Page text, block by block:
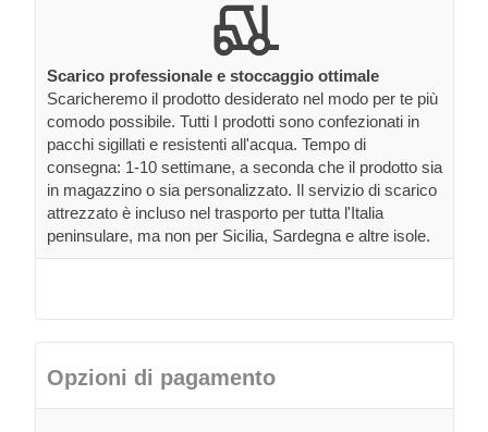
Scarico professionale e stoccaggio ottimale
Scaricheremo il prodotto desiderato nel modo per te più
comodo possibile. Tutti I prodotti sono confezionati in
pacchi sigillati e resistenti all'acqua. Tempo di
consegna: 1-10 settimane, a seconda che il prodotto sia
in magazzino o sia personalizzato. Il servizio di scarico
attrezzato è incluso nel trasporto per tutta l'Italia
peninsulare, ma non per Sicilia, Sardegna e altre isole.
Opzioni di pagamento